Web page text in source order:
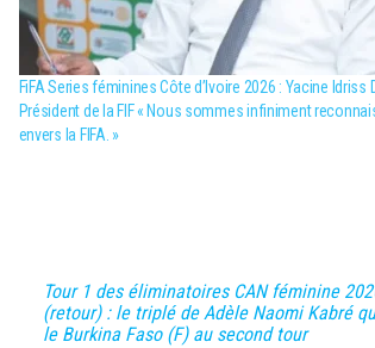
FiFA Series féminines Côte d’Ivoire 2026 : Yacine Idriss
Président de la FIF « Nous sommes infiniment
envers la FIFA. »
Tour 1 des éliminatoires CAN féminine
(retour) : le triplé de Adèle Naomi Kabré
le Burkina Faso (F) au second tour